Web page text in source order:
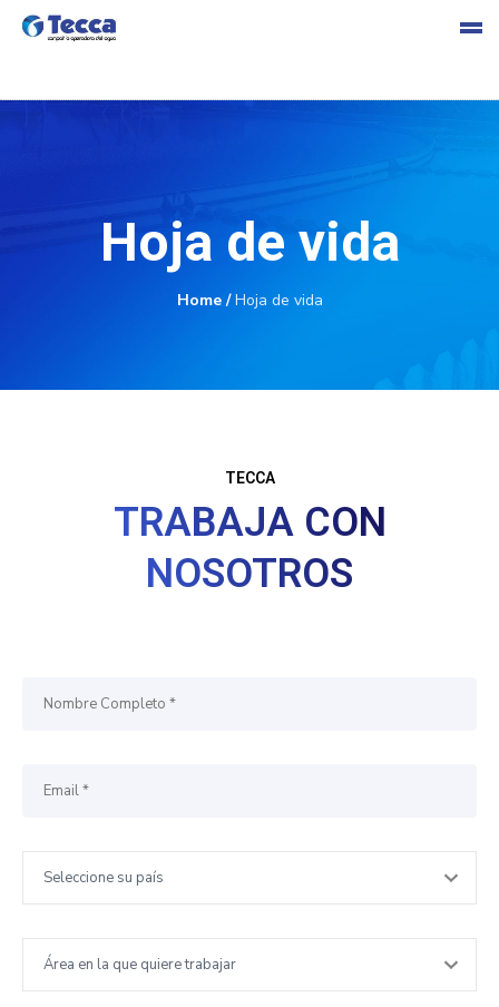
Hoja de vida
Home/Hoja de vida
TECCA
TRABAJA CON
NOSOTROS